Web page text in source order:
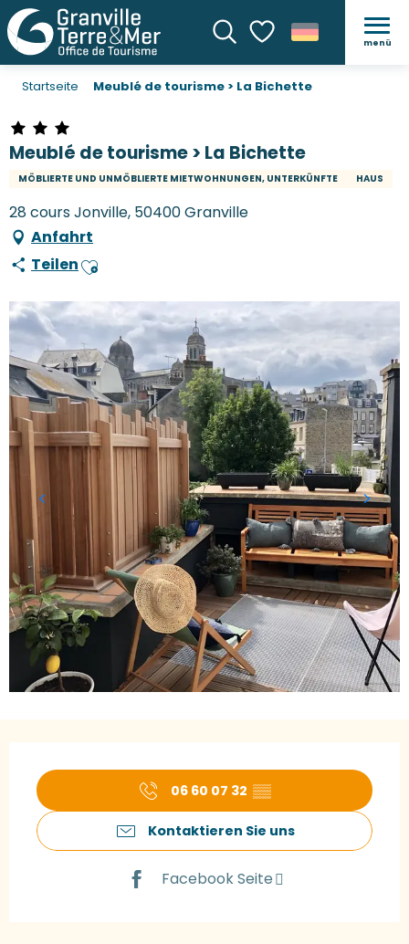
SucheVoir les favoris
menü
Startseite Meublé de tourisme > La Bichette
Meublé de tourisme > La Bichette
MÖBLIERTE UND UNMÖBLIERTE MIETWOHNUNGEN, UNTERKÜNFTE HAUS
28 cours Jonville, 50400 Granville
Anfahrt
TeilenAjouter aux favoris
06 60 07 32 ▒▒
Kontaktieren Sie uns
Facebook Seite